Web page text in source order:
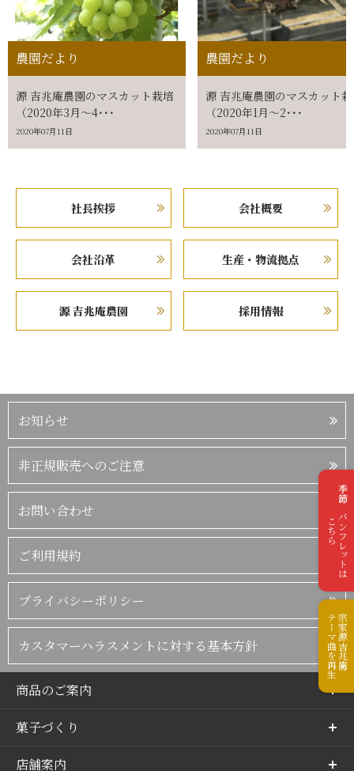
農園だより
源 吉兆庵農園のマスカット栽培
（2020年3月～4･･･
2020年07月11日
農園だより
源 吉兆庵農園のマスカット
（2020年1月～2･･･
2020年07月11日
社長挨拶 会社概要
会社沿革 生産・物流拠点
源 吉兆庵農園 採用情報
お知らせ
非正規販売へのご注意
お問い合わせ
ご利用規約
プライバシーポリシー
カスタマーハラスメントに対する基本方針
商品のご案内
菓子づくり
店舗案内
季節のパンフレットは
こちら
宗家源吉兆庵の
テーマ曲を再生